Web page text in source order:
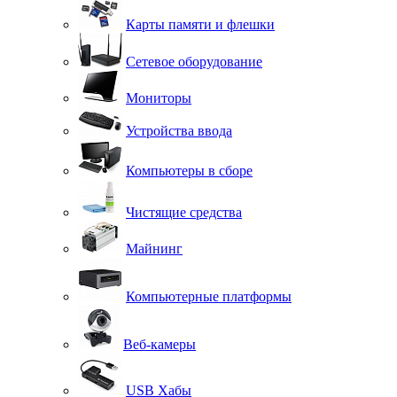
Карты памяти и флешки
Сетевое оборудование
Мониторы
Устройства ввода
Компьютеры в сборе
Чистящие средства
Майнинг
Компьютерные платформы
Веб-камеры
USB Хабы